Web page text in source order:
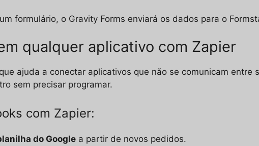
formulário, o Gravity Forms enviará os dados para o
qualquer aplicativo com Zapier
ajuda a conectar aplicativos que não se comunicam entre
sem precisar programar.
com Zapier:
do Google a partir de novos pedidos.